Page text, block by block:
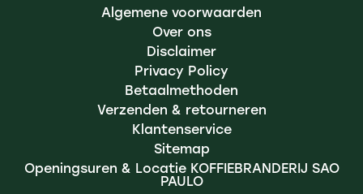
Algemene voorwaarden
Over ons
Disclaimer
Privacy Policy
Betaalmethoden
Verzenden & retourneren
Klantenservice
Sitemap
Openingsuren & Locatie KOFFIEBRANDERIJ SAO
PAULO